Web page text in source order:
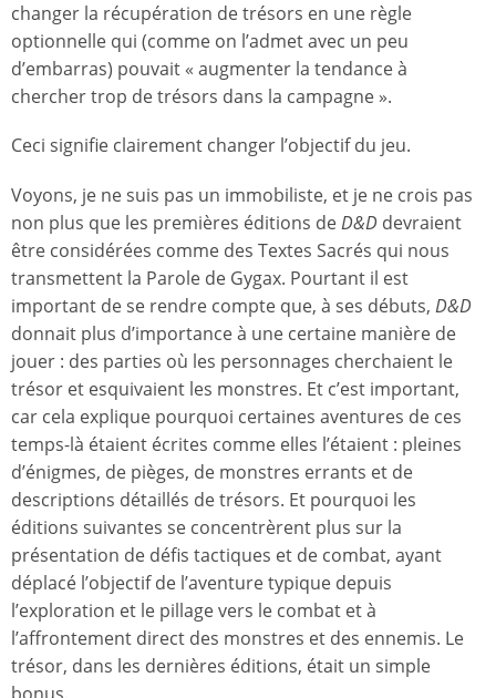
changer la récupération de trésors en une règle
optionnelle qui (comme on l’admet avec un peu
d’embarras) pouvait « augmenter la tendance à
chercher trop de trésors dans la campagne ».
Ceci signifie clairement changer l’objectif du jeu.
Voyons, je ne suis pas un immobiliste, et je ne crois pas
non plus que les premières éditions deD&D devraient
être considérées comme des Textes Sacrés qui nous
transmettent la Parole de Gygax. Pourtant il est
important de se rendre compte que, à ses débuts, D&D
donnait plus d’importance à une certaine manière de
jouer : des parties où les personnages cherchaient le
trésor et esquivaient les monstres. Et c’est important,
car cela explique pourquoi certaines aventures de ces
temps-là étaient écrites comme elles l’étaient : pleines
d’énigmes, de pièges, de monstres errants et de
descriptions détaillés de trésors. Et pourquoi les
éditions suivantes se concentrèrent plus sur la
présentation de défis tactiques et de combat, ayant
déplacé l’objectif de l’aventure typique depuis
l’exploration et le pillage vers le combat et à
l’affrontement direct des monstres et des ennemis. Le
trésor, dans les dernières éditions, était un simple